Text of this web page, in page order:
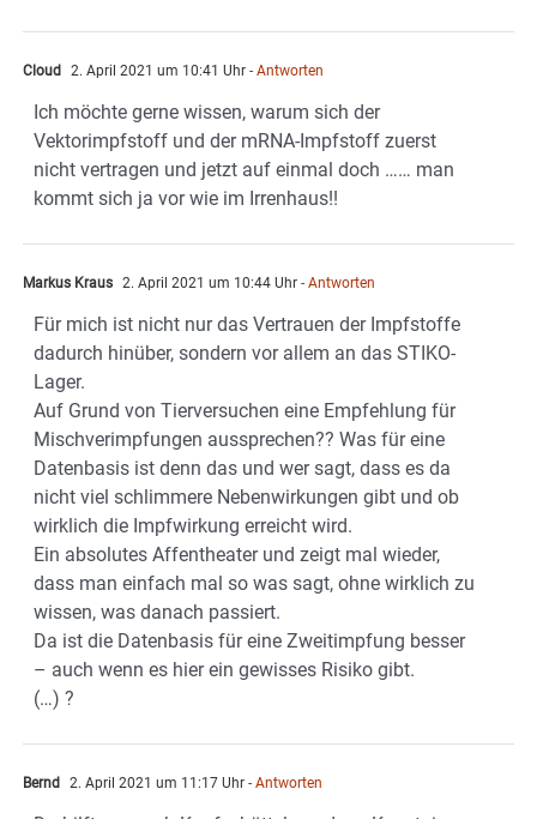
Cloud 2. April 2021 um 10:41 Uhr - Antworten
Ich möchte gerne wissen, warum sich der
Vektorimpfstoff und der mRNA-Impfstoff zuerst
nicht vertragen und jetzt auf einmal doch …… man
kommt sich ja vor wie im Irrenhaus!!
Markus Kraus 2. April 2021 um 10:44 Uhr - Antworten
Für mich ist nicht nur das Vertrauen der Impfstoffe
dadurch hinüber, sondern vor allem an das STIKO-
Lager.
Auf Grund von Tierversuchen eine Empfehlung für
Mischverimpfungen aussprechen?? Was für eine
Datenbasis ist denn das und wer sagt, dass es da
nicht viel schlimmere Nebenwirkungen gibt und ob
wirklich die Impfwirkung erreicht wird.
Ein absolutes Affentheater und zeigt mal wieder,
dass man einfach mal so was sagt, ohne wirklich zu
wissen, was danach passiert.
Da ist die Datenbasis für eine Zweitimpfung besser
– auch wenn es hier ein gewisses Risiko gibt.
(…) ?
Bernd 2. April 2021 um 11:17 Uhr - Antworten